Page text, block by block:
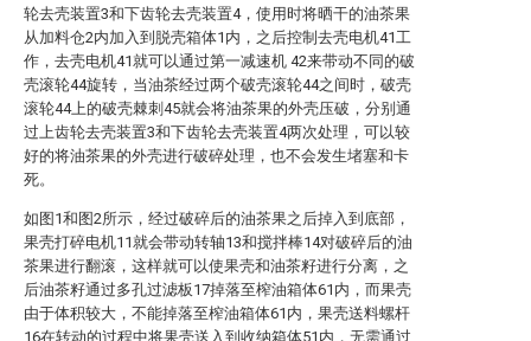
轮去壳装置3和下齿轮去壳装置4，使用时将晒干的油茶果
从加料仓2内加入到脱壳箱体1内，之后控制去壳电机41工
作，去壳电机41就可以通过第一减速机 42来带动不同的破
壳滚轮44旋转，当油茶经过两个破壳滚轮44之间时，破壳
滚轮44上的破壳棘刺45就会将油茶果的外壳压破，分别通
过上齿轮去壳装置3和下齿轮去壳装置4两次处理，可以较
好的将油茶果的外壳进行破碎处理，也不会发生堵塞和卡
死。
如图1和图2所示，经过破碎后的油茶果之后掉入到底部，
果壳打碎电机11就会带动转轴13和搅拌棒14对破碎后的油
茶果进行翻滚，这样就可以使果壳和油茶籽进行分离，之
后油茶籽通过多孔过滤板17掉落至榨油箱体61内，而果壳
由于体积较大，不能掉落至榨油箱体61内，果壳送料螺杆
16在转动的过程中将果壳送入到收纳箱体51内，无需通过